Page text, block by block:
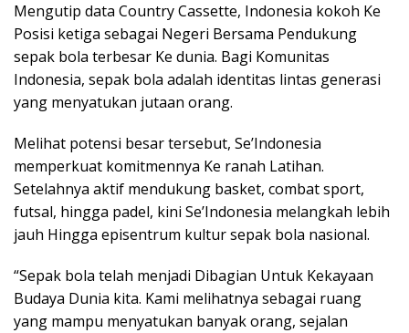
Mengutip data Country Cassette, Indonesia kokoh Ke
Posisi ketiga sebagai Negeri Bersama Pendukung
sepak bola terbesar Ke dunia. Bagi Komunitas
Indonesia, sepak bola adalah identitas lintas generasi
yang menyatukan jutaan orang.
Melihat potensi besar tersebut, Se’Indonesia
memperkuat komitmennya Ke ranah Latihan.
Setelahnya aktif mendukung basket, combat sport,
futsal, hingga padel, kini Se’Indonesia melangkah lebih
jauh Hingga episentrum kultur sepak bola nasional.
“Sepak bola telah menjadi Dibagian Untuk Kekayaan
Budaya Dunia kita. Kami melihatnya sebagai ruang
yang mampu menyatukan banyak orang, sejalan